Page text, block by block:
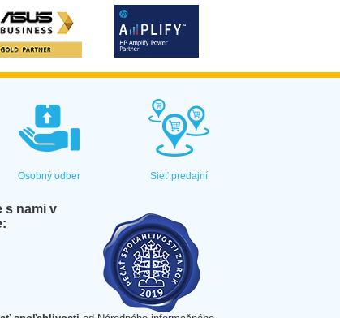
Osobný odber Sieť predajní
s nami v